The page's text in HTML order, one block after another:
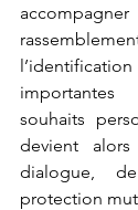
souhaits
devient
dialogue,
protection